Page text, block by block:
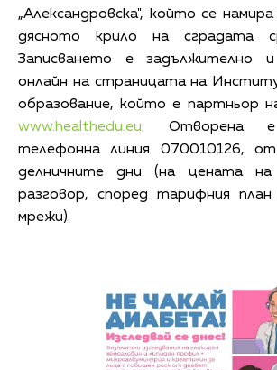
„Александровска", който се
дясното крило на сградата
Записването e задължително
онлайн на страницата на
образование, който е партньор
www.healthedu.eu. Отворена
телефонна линия 070010126,
делничните дни (на цената на
разговор, според тарифния
мрежи).